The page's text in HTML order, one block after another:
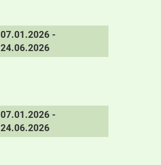
07.01.2026 -
24.06.2026
07.01.2026 -
24.06.2026